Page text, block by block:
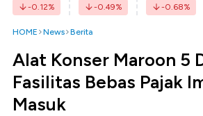
-0.12% -0.49% -0.68%
HOME News Berita
Alat Konser Maroon 5
Fasilitas Bebas Pajak
Masuk